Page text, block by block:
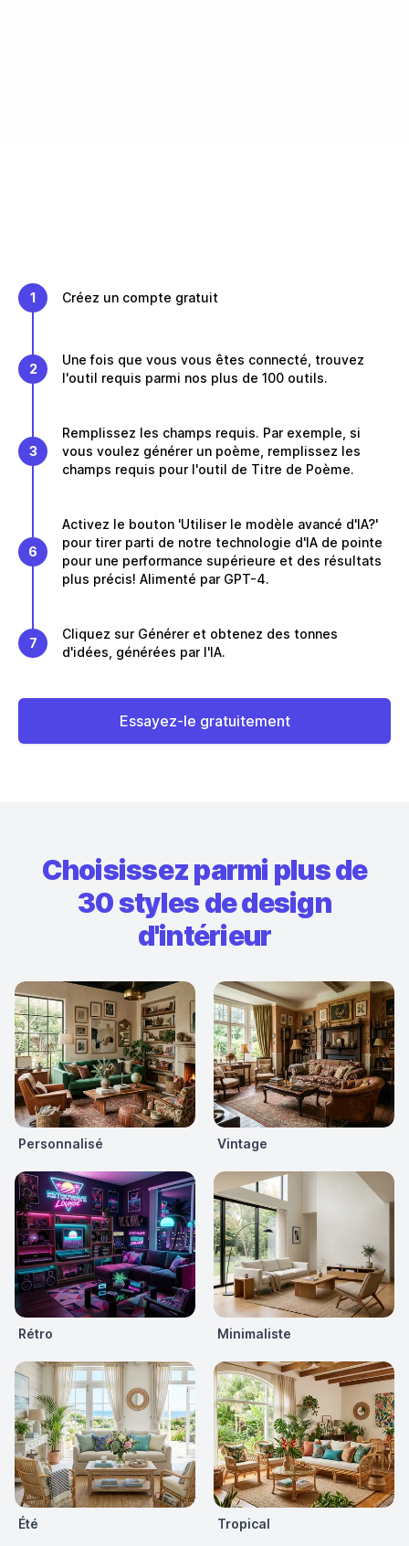
1 Créez un compte gratuit
2
Une fois que vous vous êtes connecté, trouvez
l'outil requis parmi nos plus de 100 outils.
3
Remplissez les champs requis. Par exemple, si
vous voulez générer un poème, remplissez les
champs requis pour l'outil de Titre de Poème.
6
Activez le bouton 'Utiliser le modèle avancé d'IA?'
pour tirer parti de notre technologie d'IA de pointe
pour une performance supérieure et des résultats
plus précis! Alimenté par GPT-4.
7
Cliquez sur Générer et obtenez des tonnes
d'idées, générées par l'IA.
Essayez-le gratuitement
Choisissez parmi plus de
30 styles de design
d'intérieur
Personnalisé Vintage
Rétro Minimaliste
Été Tropical